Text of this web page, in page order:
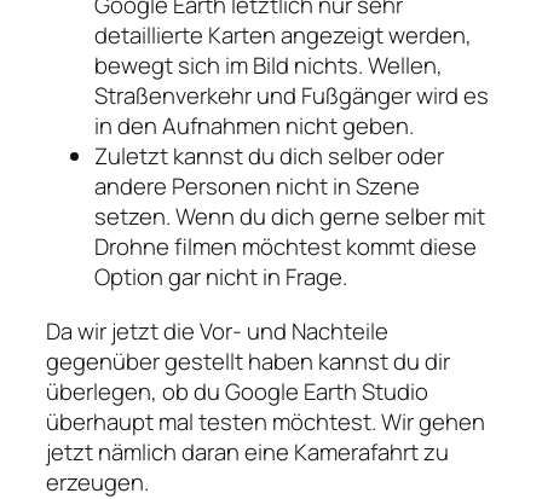
detaillierte Karten angezeigt werden,
bewegt sich im Bild nichts. Wellen,
Straßenverkehr und Fußgänger wird es
in den Aufnahmen nicht geben.
Zuletzt kannst du dich selber oder
andere Personen nicht in Szene
setzen. Wenn du dich gerne selber mit
Drohne filmen möchtest kommt diese
Option gar nicht in Frage.
Da wir jetzt die Vor- und Nachteile
gegenüber gestellt haben kannst du dir
überlegen, ob du Google Earth Studio
überhaupt mal testen möchtest. Wir gehen
jetzt nämlich daran eine Kamerafahrt zu
erzeugen.